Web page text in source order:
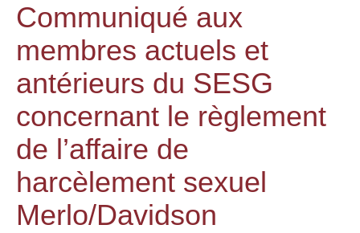
Communiqué aux
membres actuels et
antérieurs du SESG
concernant le règlement
de l’affaire de
harcèlement sexuel
Merlo/Davidson